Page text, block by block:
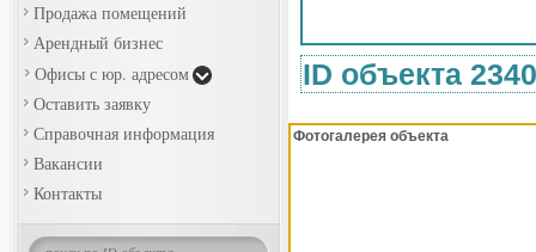
Продажа помещений
Арендный бизнес
Офисы с юр. адресом
Оставить заявку
Справочная информация
Вакансии
Контакты
ID объекта
Фотогалерея объекта